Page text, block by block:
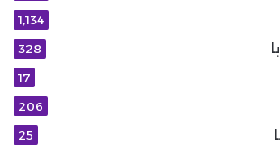
1٬134
328
17
206
25